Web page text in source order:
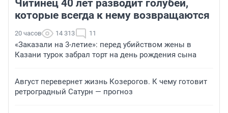
Читинец 40 лет разводит голубей,
которые всегда к нему возвращаются
20 часов 14 313 11
«Заказали на 3-летие»: перед убийством жены в
Казани турок забрал торт на день рождения сына
Август перевернет жизнь Козерогов. К чему готовит
ретроградный Сатурн — прогноз